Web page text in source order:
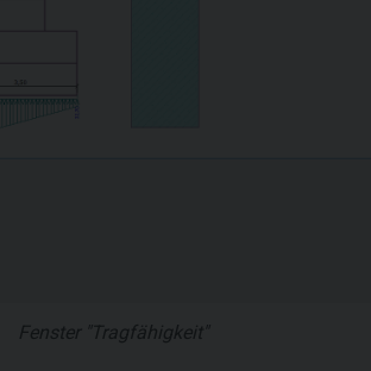
Fenster "Tragfähigkeit"